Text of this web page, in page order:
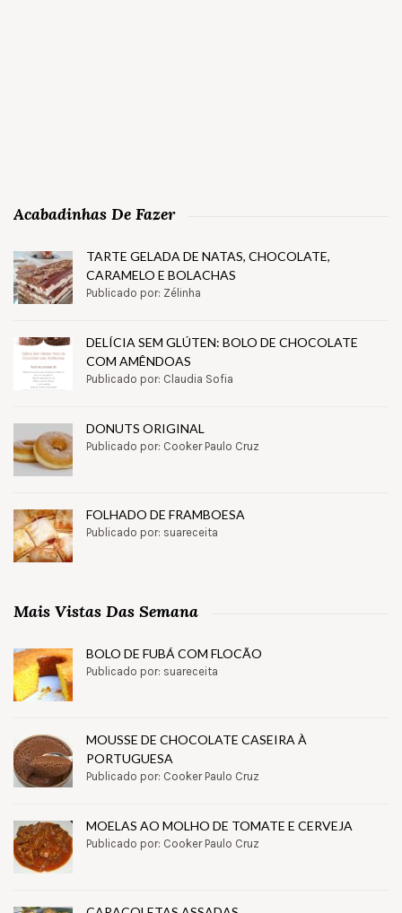
Acabadinhas De Fazer
TARTE GELADA DE NATAS, CHOCOLATE,
CARAMELO E BOLACHAS
Publicado por: Zélinha
DELÍCIA SEM GLÚTEN: BOLO DE CHOCOLATE
COM AMÊNDOAS
Publicado por: Claudia Sofia
DONUTS ORIGINAL
Publicado por: Cooker Paulo Cruz
FOLHADO DE FRAMBOESA
Publicado por: suareceita
Mais Vistas Das Semana
BOLO DE FUBÁ COM FLOCÃO
Publicado por: suareceita
MOUSSE DE CHOCOLATE CASEIRA À
PORTUGUESA
Publicado por: Cooker Paulo Cruz
MOELAS AO MOLHO DE TOMATE E CERVEJA
Publicado por: Cooker Paulo Cruz